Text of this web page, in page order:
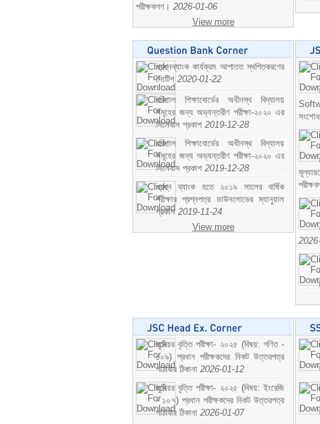
পরীক্ষকগণ। 2026-01-06
View more
প্রশ্নব্যাংক কার্যক্রম আপাতত স্থগিতকরণের
নোটিশ 2020-01-22
বরিশাল শিক্ষাবোর্ডের অধীনস্থ বিদ্যালয়
সমূহের জন্য অভ্যন্তরীণ পরীক্ষা-২০২০ এর
সিলেবাস প্রকাশ 2019-12-28
বরিশাল শিক্ষাবোর্ডের অধীনস্থ বিদ্যালয়
সমূহের জন্য অভ্যন্তরীণ পরীক্ষা-২০২০ এর
সিলেবাস প্রকাশ 2019-12-28
প্রশ্ন ব্যাংক হতে ২০১৯ সালের বার্ষিক
পরীক্ষার প্রশ্নপত্র ডাউনলোডের ম্যানুয়াল
প্রকাশ 2019-11-24
View more
জুনিয়র বৃত্তি পরীক্ষা- ২০২৫ (বিষয়: গণিত -
১০৯) প্রধান পরীক্ষকদের নিকট উত্তরপত্র
পাঠাবার ঠিকানা 2026-01-12
জুনিয়র বৃত্তি পরীক্ষা- ২০২৫ (বিষয়: ইংরেজি
- ১০৭) প্রধান পরীক্ষকদের নিকট উত্তরপত্র
পাঠাবার ঠিকানা 2026-01-07